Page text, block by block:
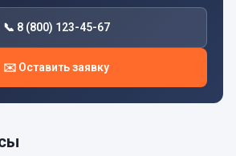
📞 8 (800) 123-45-67
✉️ Оставить заявку